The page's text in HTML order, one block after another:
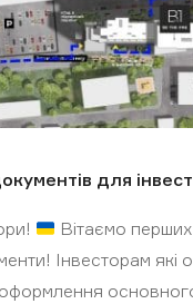
для
Вітаємо перших
Інвесторам які